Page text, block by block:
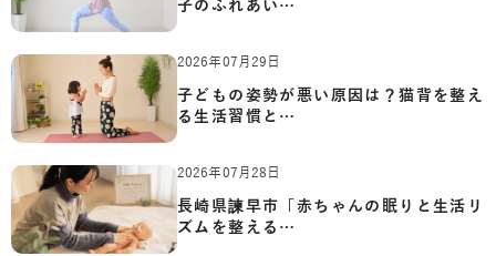
子のふれあい…
2026年07月29日
子どもの姿勢が悪い原因は？猫背を整え
る生活習慣と…
2026年07月28日
長崎県諫早市「赤ちゃんの眠りと生活リ
ズムを整える…